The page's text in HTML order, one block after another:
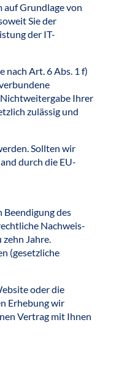
auf Grundlage von
Sie der
der IT-
nach Art. 6 Abs. 1 f)
Nichtweitergabe Ihrer
zulässig und
Sollten wir
durch die EU-
des
Nachweis-
Jahre.
(gesetzliche
oder die
Erhebung wir
Vertrag mit Ihnen